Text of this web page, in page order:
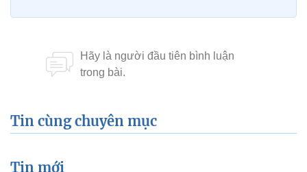
Tin cùng chuyên mục
Tin mới